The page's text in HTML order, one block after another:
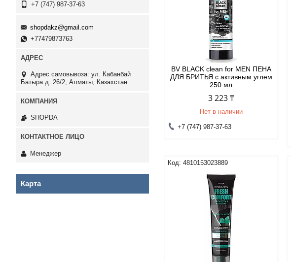
BV BLACK clean for MEN ПЕНА
ДЛЯ БРИТЬЯ с активным углем
250 мл
3 223 ₸
Нет в наличии
+7 (747) 987-37-63
4810153023889
+7 (747) 987-37-63
shopdakz@gmail.com
+77479873763
Адрес самовывоза: ул. Кабанбай
Батыра д. 26/2, Алматы, Казахстан
SHOPDA
Менеджер
Карта